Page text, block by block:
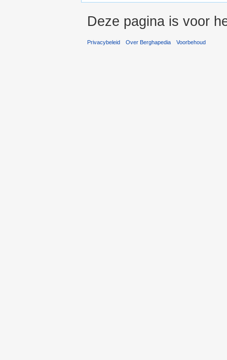
Deze pagina is voor
Privacybeleid Over Berghapedia Voorbehoud